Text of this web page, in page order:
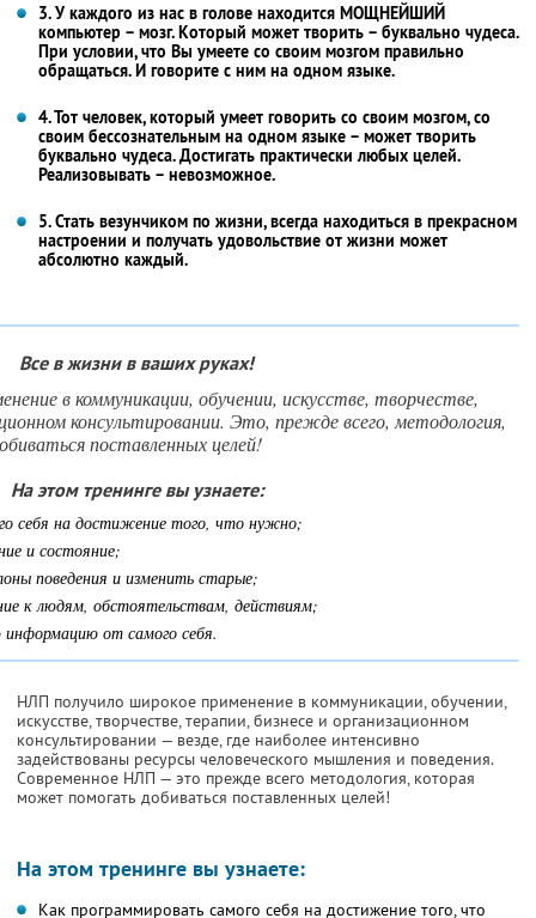
3. У каждого из нас в голове находится МОЩНЕЙШИЙ
компьютер – мозг. Который может творить – буквально чудеса.
При условии, что Вы умеете со своим мозгом правильно
обращаться. И говорите с ним на одном языке.
4. Тот человек, который умеет говорить со своим мозгом, со
своим бессознательным на одном языке – может творить
буквально чудеса. Достигать практически любых целей.
Реализовывать – невозможное.
5. Стать везунчиком по жизни, всегда находиться в прекрасном
настроении и получать удовольствие от жизни может
абсолютно каждый.
Все в жизни в ваших руках!
в коммуникации, обучении, искусстве, творчестве,
консультировании. Это, прежде всего, методология,
поставленных целей!
На этом тренинге вы узнаете:
себя на достижение того, что нужно;
и состояние;
поведения и изменить старые;
к людям, обстоятельствам, действиям;
от самого себя.
НЛП получило широкое применение в коммуникации, обучении,
искусстве, творчестве, терапии, бизнесе и организационном
консультировании — везде, где наиболее интенсивно
задействованы ресурсы человеческого мышления и поведения.
Современное НЛП — это прежде всего методология, которая
может помогать добиваться поставленных целей!
На этом тренинге вы узнаете:
Как программировать самого себя на достижение того, что